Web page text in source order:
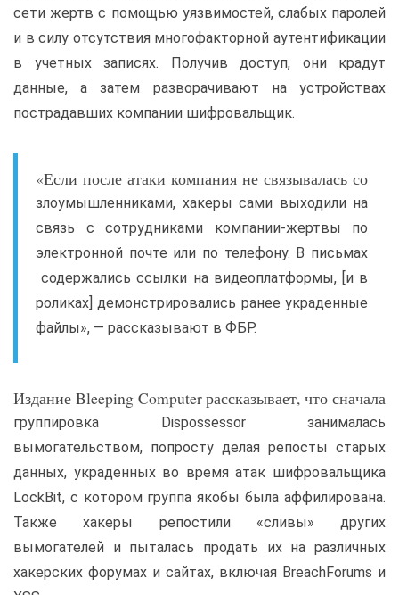
сети жертв с помощью уязвимостей, слабых паролей
и в силу отсутствия многофакторной аутентификации
в учетных записях. Получив доступ, они крадут
данные, а затем разворачивают на устройствах
пострадавших компании шифровальщик.
«Если после атаки компания не связывалась со
злоумышленниками, хакеры сами выходили на
связь с сотрудниками компании-жертвы по
электронной почте или по телефону. В письмах
содержались ссылки на видеоплатформы, [и в
роликах] демонстрировались ранее украденные
файлы», — рассказывают в ФБР.
Издание Bleeping Computer рассказывает, что сначала
группировка Dispossessor занималась
вымогательством, попросту делая репосты старых
данных, украденных во время атак шифровальщика
LockBit, с котором группа якобы была аффилирована.
Также хакеры репостили «сливы» других
вымогателей и пыталась продать их на различных
хакерских форумах и сайтах, включая BreachForums и